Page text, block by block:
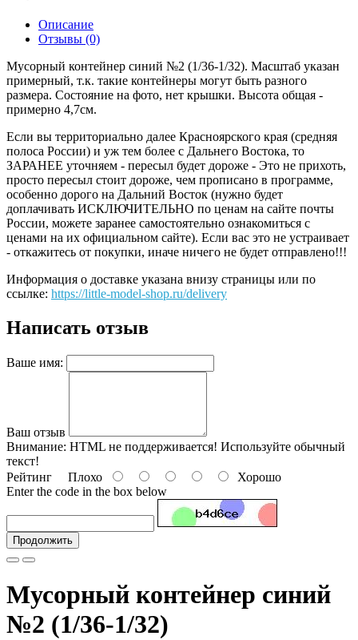
Описание
Отзывы (0)
Мусорный контейнер синий №2 (1/36-1/32). Масштаб указан
примерный, т.к. такие контейнеры могут быть разного
размера. Состояние на фото, нет крышки. Высота общая -
примерно 4,7см.
Если вы территориально далее Красноярского края (средняя
полоса России) и уж тем более с Дальнего Востока, то
ЗАРАНЕЕ уточняем - пересыл будет дороже - Это не прихоть,
просто пересыл стоит дороже, чем прописано в программе,
особенно дорого на Дальний Восток (нужно будет
доплачивать ИСКЛЮЧИТЕЛЬНО по ценам на сайте почты
России, можете заранее самостоятельно ознакомиться с
ценами на их официальном сайте). Если вас это не устраивает
- откажитесь от покупки, иначе ничего не будет отправлено!!!
Информация о доставке указана внизу страницы или по
ссылке: https://little-model-shop.ru/delivery
Написать отзыв
Ваше имя:
Ваш отзыв
Внимание: HTML не поддерживается! Используйте обычный
текст!
Рейтинг Плохо
Хорошо
Enter the code in the box below
Продолжить
Мусорный контейнер синий
№2 (1/36-1/32)